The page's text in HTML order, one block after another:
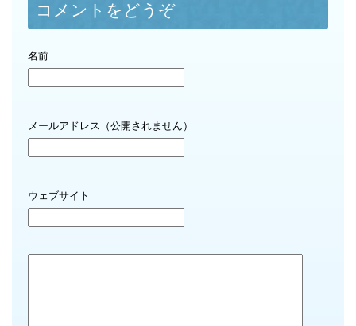
コメントをどうぞ
名前
メールアドレス（公開されません）
ウェブサイト